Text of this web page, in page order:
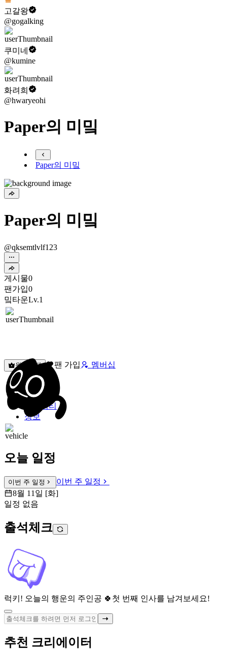
고갈왕
@gogalking
쿠미네
@kumine
화려희
@hwaryeohi
Paper의 미밐
Paper의 미밐
Paper의 미밐
@qksemtlvlf123
게시물0
팬가입0
밐타운Lv.1
원픽선택 팬 가입 멤버십
밐타운
피드
커뮤니티
정보
오늘 일정
이번 주 일정
이번 주 일정
8월 11일 [화]
일정 없음
출석체크
럭키! 오늘의 행운의 주인공 🍀 첫 번째 인사를 남겨보세요!
추천 크리에이터